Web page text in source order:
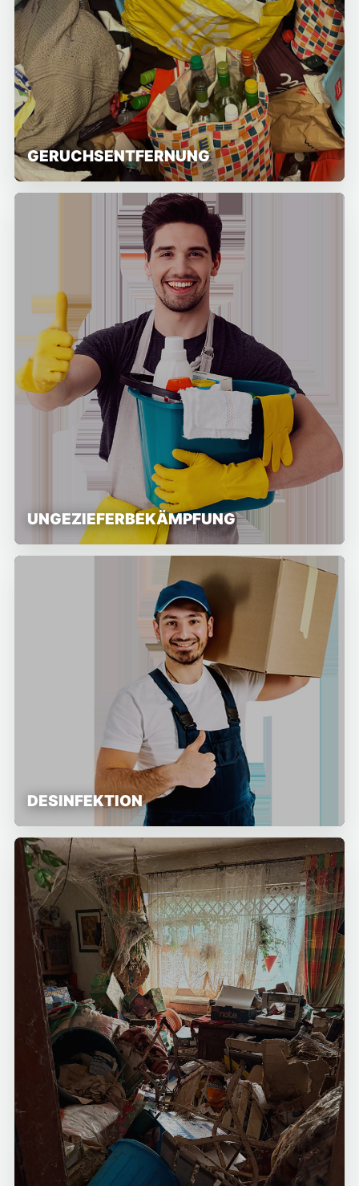
GERUCHSENTFERNUNG
UNGEZIEFERBEKÄMPFUNG
DESINFEKTION